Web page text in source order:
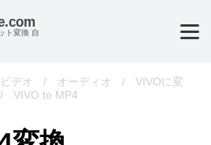
ト変換 自
ビデオ / オーディオ /
VIVOに変
/ VIVO to MP4